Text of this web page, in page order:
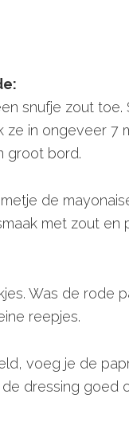
snufje zout toe.
in ongeveer 7
groot bord.
de
met zout en
Was de rode
reepjes.
voeg je de
dressing goed